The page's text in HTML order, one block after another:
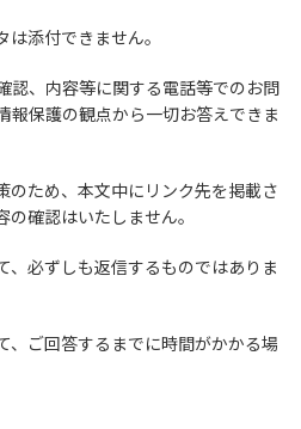
添付できません。
認、内容等に関する電話等でのお問
報保護の観点から一切お答えできま
のため、本文中にリンク先を掲載さ
確認はいたしません。
、必ずしも返信するものではありま
、ご回答するまでに時間がかかる場